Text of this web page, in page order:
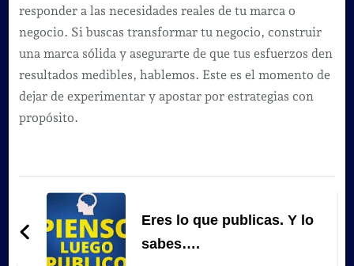
responder a las necesidades reales de tu marca o
negocio. Si buscas transformar tu negocio, construir
una marca sólida y asegurarte de que tus esfuerzos den
resultados medibles, hablemos. Este es el momento de
dejar de experimentar y apostar por estrategias con
propósito.
Navegación
de
entradas
Eres lo que publicas. Y lo
sabes….